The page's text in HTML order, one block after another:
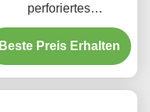
perforiertes
hinterleuchtetes
Aluminium-
Deckensystem mit
Beste Preis Erhalten